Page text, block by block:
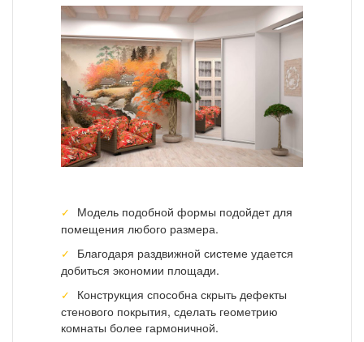
Модель подобной формы подойдет для
помещения любого размера.
Благодаря раздвижной системе удается
добиться экономии площади.
Конструкция способна скрыть дефекты
стенового покрытия, сделать геометрию
комнаты более гармоничной.